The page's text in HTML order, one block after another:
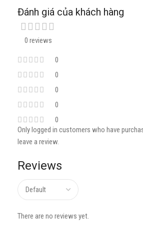
Đánh giá của khách hàng
0 reviews
0
0
0
0
0
Reviews
There are no reviews yet.
Only logged in customers who have
leave a review.